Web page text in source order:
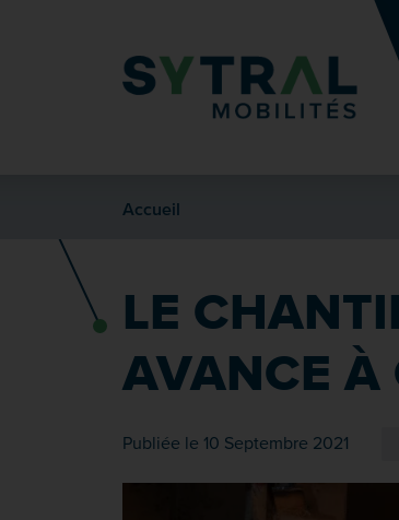
Accueil
LE
AVANCE À
Publiée le 10 Septembre 2021